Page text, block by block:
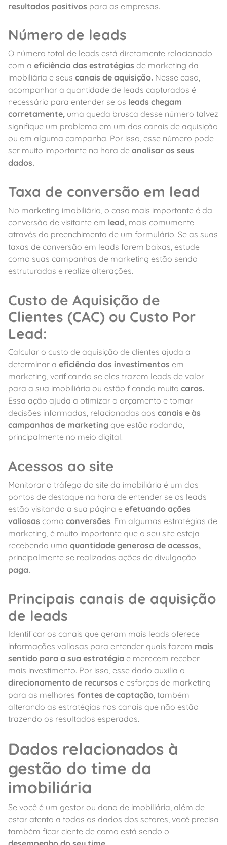
resultados positivos para as empresas.
Número de leads
O número total de leads está diretamente relacionado
com a eficiência das estratégias de marketing da
imobiliária e seus canais de aquisição. Nesse caso,
acompanhar a quantidade de leads capturados é
necessário para entender se os leads chegam
corretamente, uma queda brusca desse número talvez
signifique um problema em um dos canais de aquisição
ou em alguma campanha. Por isso, esse número pode
ser muito importante na hora de analisar os seus
dados.
Taxa de conversão em lead
No marketing imobiliário, o caso mais importante é da
conversão de visitante em lead, mais comumente
através do preenchimento de um formulário. Se as suas
taxas de conversão em leads forem baixas, estude
como suas campanhas de marketing estão sendo
estruturadas e realize alterações.
Custo de Aquisição de
Clientes (CAC) ou Custo Por
Lead:
Calcular o custo de aquisição de clientes ajuda a
determinar a eficiência dos investimentos em
marketing, verificando se eles trazem leads de valor
para a sua imobiliária ou estão ficando muito caros.
Essa ação ajuda a otimizar o orçamento e tomar
decisões informadas, relacionadas aos canais e às
campanhas de marketing que estão rodando,
principalmente no meio digital.
Acessos ao site
Monitorar o tráfego do site da imobiliária é um dos
pontos de destaque na hora de entender se os leads
estão visitando a sua página e efetuando ações
valiosas como conversões. Em algumas estratégias de
marketing, é muito importante que o seu site esteja
recebendo uma quantidade generosa de acessos,
principalmente se realizadas ações de divulgação
paga.
Principais canais de aquisição
de leads
Identificar os canais que geram mais leads oferece
informações valiosas para entender quais fazem mais
sentido para a sua estratégia e merecem receber
mais investimento. Por isso, esse dado auxilia o
direcionamento de recursos e esforços de marketing
para as melhores fontes de captação , também
alterando as estratégias nos canais que não estão
trazendo os resultados esperados.
Dados relacionados à
gestão do time da
imobiliária
Se você é um gestor ou dono de imobiliária, além de
estar atento a todos os dados dos setores, você precisa
também ficar ciente de como está sendo o